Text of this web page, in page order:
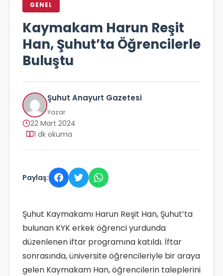
GENEL
Kaymakam Harun Reşit
Han, Şuhut’ta Öğrencilerle
Buluştu
Şuhut Anayurt Gazetesi
Yazar
22 Mart 2024
1 dk okuma
Paylaş:
Şuhut Kaymakamı Harun Reşit Han, Şuhut’ta
bulunan KYK erkek öğrenci yurdunda
düzenlenen iftar programına katıldı. İftar
sonrasında, üniversite öğrencileriyle bir araya
gelen Kaymakam Han, öğrencilerin taleplerini